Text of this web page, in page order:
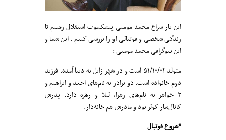
این بار سراغ محمد مومنی پیشکسوت استقلال رفتیم تا
زندگی شخصی و فوتبالی او را بررسی کنیم . این شما و
این بیوگرافی محمد مومنی :
متولد ۵۱/۱۰/۰۲ است و در شهر زابل به دنیا آمده. فرزند
دوم خانواده است. دو برادر به نام‌های احمد و ابراهیم و
۳ خواهر به نام‌های زهرا، لیلا و زهره دارد. پدرش
کانال‌ساز کولر بود و مادرش هم خانه‌دار.
*شروع فوتبال